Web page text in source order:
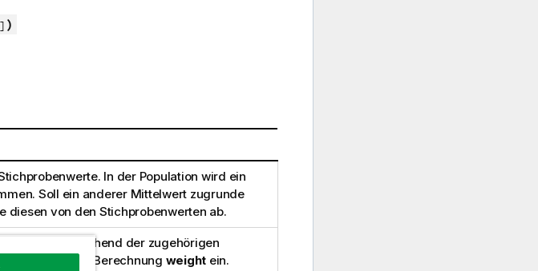
)
In der Population wird ein
Soll ein anderer Mittelwert zugrunde
diesen von den Stichprobenwerten ab.
geht entsprechend der zugehörigen
in die Berechnung weight ein.